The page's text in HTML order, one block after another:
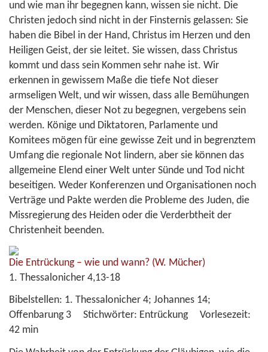
und wie man ihr begegnen kann, wissen sie nicht. Die
Christen jedoch sind nicht in der Finsternis gelassen: Sie
haben die Bibel in der Hand, Christus im Herzen und den
Heiligen Geist, der sie leitet. Sie wissen, dass Christus
kommt und dass sein Kommen sehr nahe ist. Wir
erkennen in gewissem Maße die tiefe Not dieser
armseligen Welt, und wir wissen, dass alle Bemühungen
der Menschen, dieser Not zu begegnen, vergebens sein
werden. Könige und Diktatoren, Parlamente und
Komitees mögen für eine gewisse Zeit und in begrenztem
Umfang die regionale Not lindern, aber sie können das
allgemeine Elend einer Welt unter Sünde und Tod nicht
beseitigen. Weder Konferenzen und Organisationen noch
Verträge und Pakte werden die Probleme des Juden, die
Missregierung des Heiden oder die Verderbtheit der
Christenheit beenden.
Die Entrückung – wie und wann? (W. Mücher)
1. Thessalonicher 4,13-18
Bibelstellen: 1. Thessalonicher 4; Johannes 14;
Offenbarung 3 Stichwörter: Entrückung Vorlesezeit:
42 min